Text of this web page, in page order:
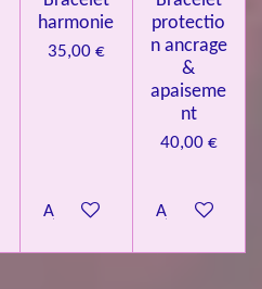
panier
harmonie
35,00 €
Ajouter au panier
protectio
n ancrage
&
apaiseme
nt
40,00 €
Ajouter au